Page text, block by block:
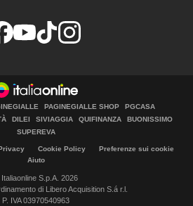
PAGINEGIALLE SHOP
PGCASA
DILEI SIVIAGGIA QUIFINANZA
BUONISSIMO
SUPEREVA
Cookie Policy
Preferenze sui cookie
Aiuto
S.p.A. 2026
di Libero Acquisition S.á r.l.
P. IVA 03970540963